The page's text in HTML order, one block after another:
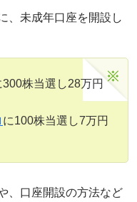
、未成年口座を開設し
300株当選し28万円
に100株当選し7万円
、口座開設の方法など